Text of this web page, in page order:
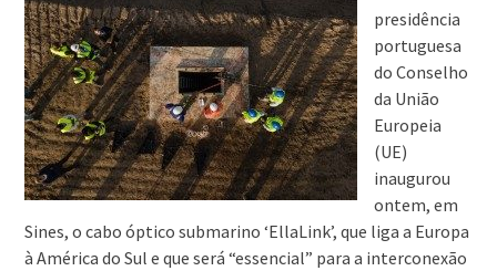
presidência
portuguesa
do Conselho
da União
Europeia
(UE)
inaugurou
ontem, em
Sines, o cabo óptico submarino ‘EllaLink’, que liga a Europa
à América do Sul e que será “essencial” para a interconexão